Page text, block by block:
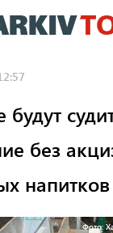
к
будут
без
напитков
Фото: